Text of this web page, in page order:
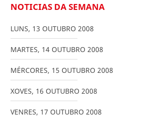
NOTICIAS DA SEMANA
LUNS, 13 OUTUBRO 2008
MARTES, 14 OUTUBRO 2008
MÉRCORES, 15 OUTUBRO 2008
XOVES, 16 OUTUBRO 2008
VENRES, 17 OUTUBRO 2008